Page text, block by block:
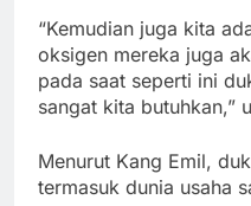
“Kemudian juga kita
oksigen mereka juga
pada saat seperti ini
sangat kita butuhkan,”
Menurut Kang Emil,
termasuk dunia usaha